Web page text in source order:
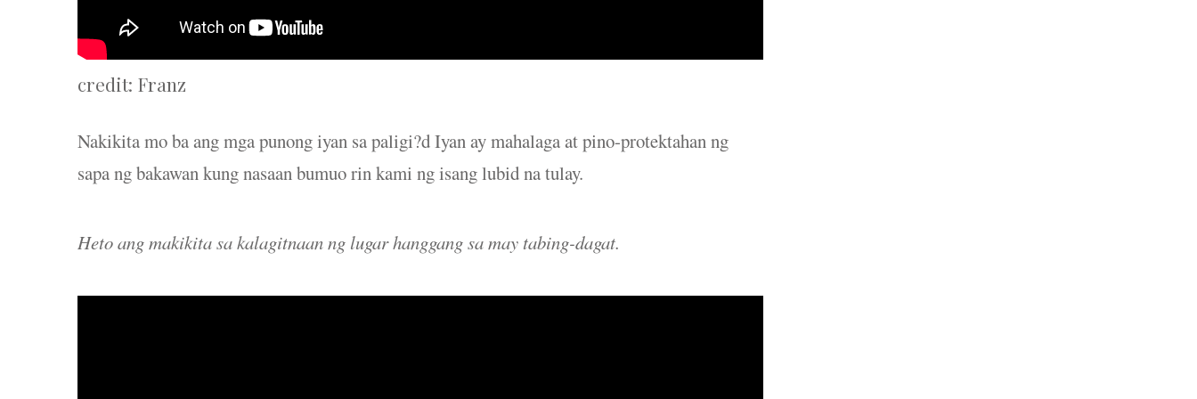
credit: Franz
Nakikita mo ba ang mga punong iyan sa paligi?d Iyan ay mahalaga at pino-protektahan ng
sapa ng bakawan kung nasaan bumuo rin kami ng isang lubid na tulay.
Heto ang makikita sa kalagitnaan ng lugar hanggang sa may tabing-dagat.